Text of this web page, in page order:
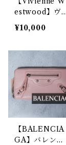
estwood】ヴ
ィヴィアンウエ
ストウッド MI
T ORB キーリ
ング wine red
¥10,000
【BALENCIA
GA】バレンシ